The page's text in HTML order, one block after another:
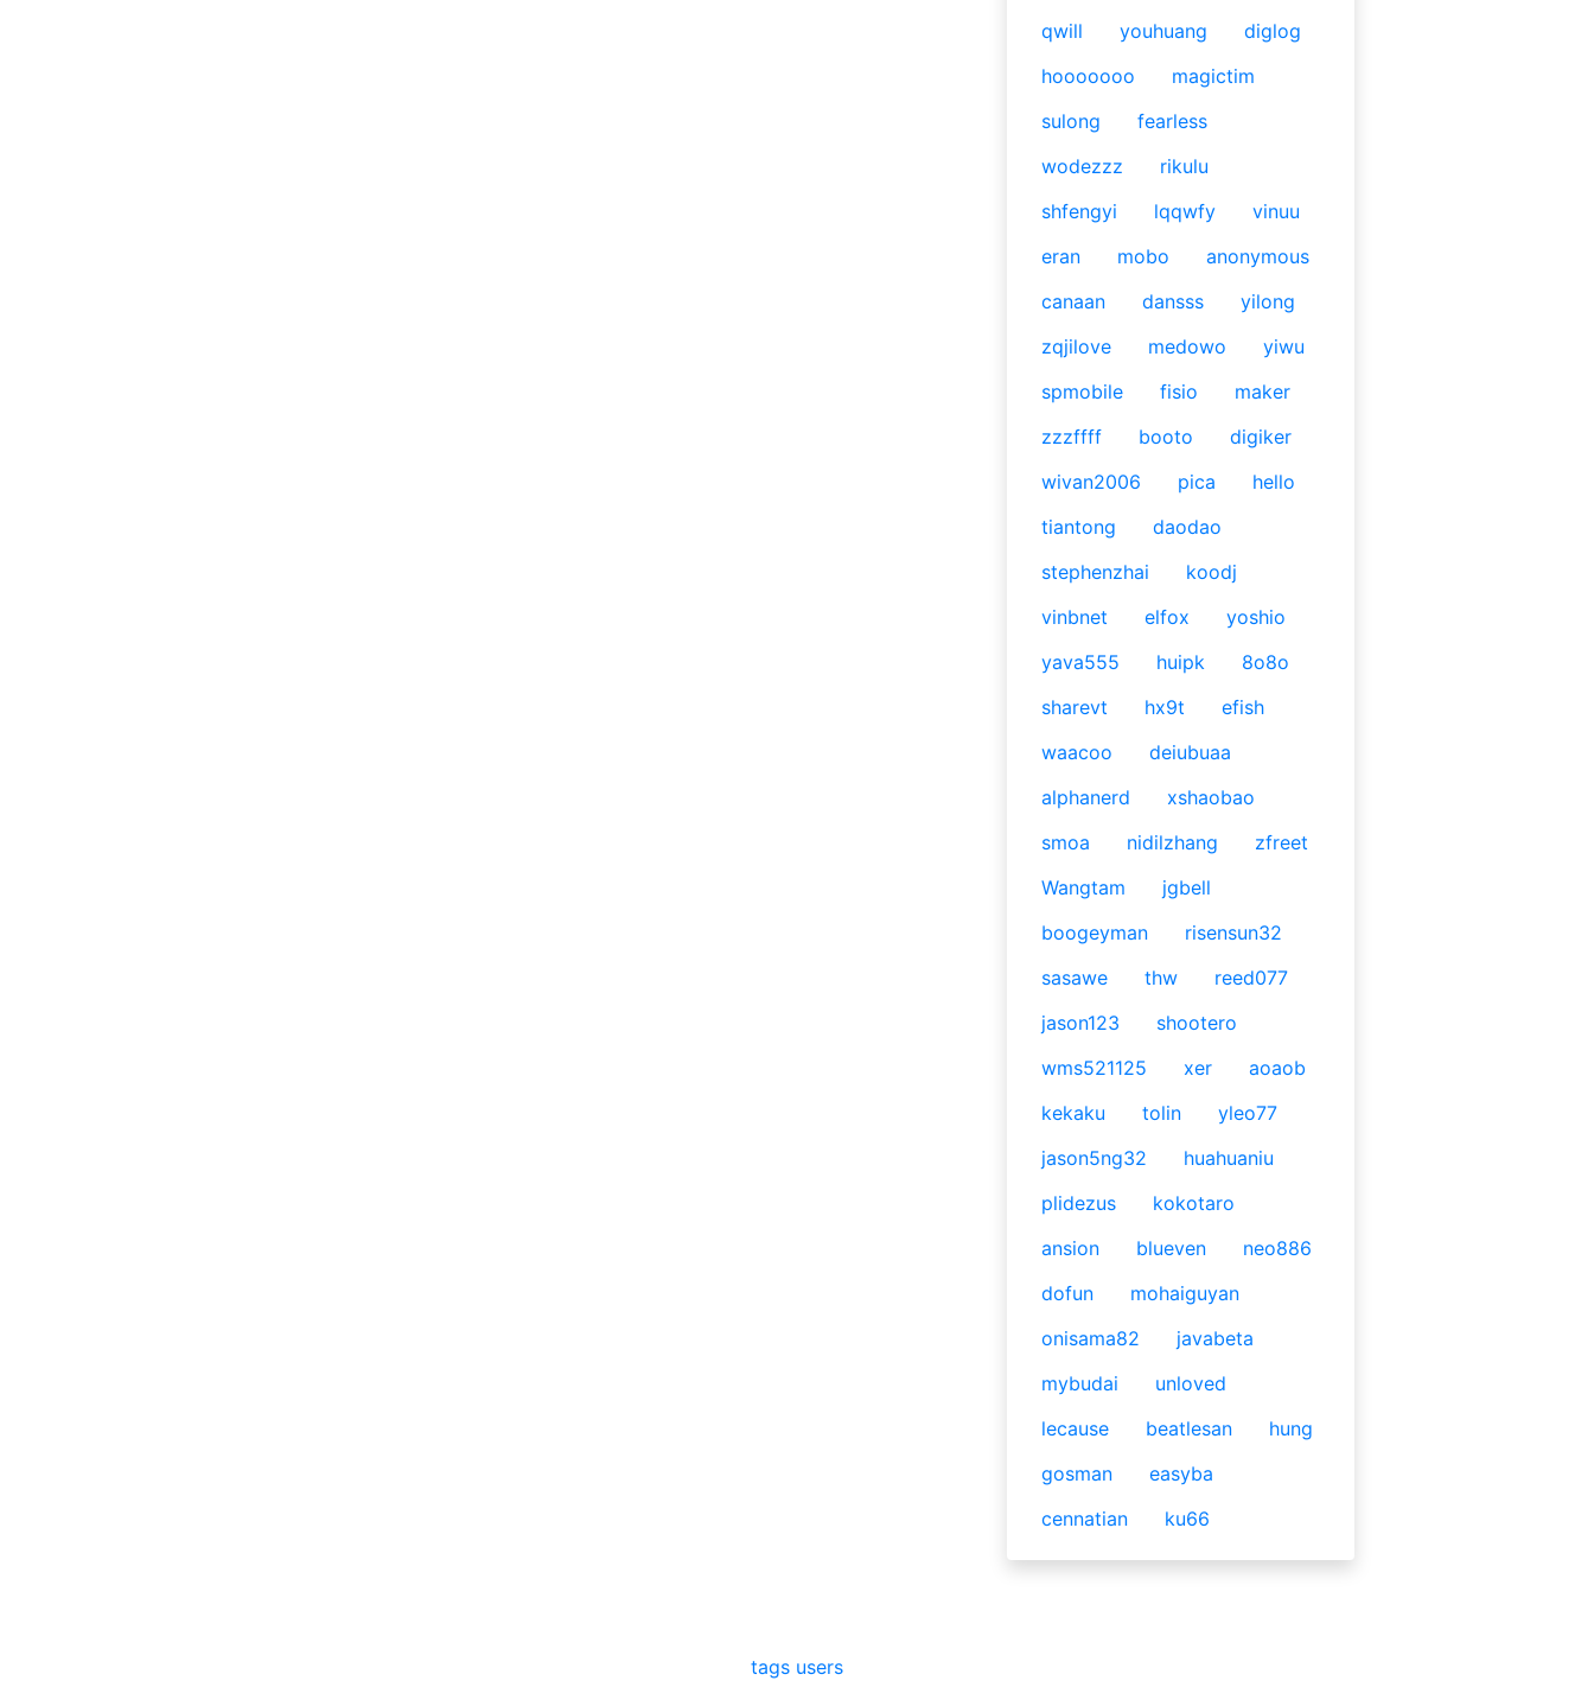
qwill
youhuang
diglog
hooooooo
magictim
sulong
fearless
wodezzz
rikulu
shfengyi
lqqwfy
vinuu
eran
mobo
anonymous
canaan
dansss
yilong
zqjilove
medowo
yiwu
spmobile
fisio
maker
zzzffff
booto
digiker
wivan2006
pica
hello
tiantong
daodao
stephenzhai
koodj
vinbnet
elfox
yoshio
yava555
huipk
8o8o
sharevt
hx9t
efish
waacoo
deiubuaa
alphanerd
xshaobao
smoa
nidilzhang
zfreet
Wangtam
jgbell
boogeyman
risensun32
sasawe
thw
reed077
jason123
shootero
wms521125
xer
aoaob
kekaku
tolin
yleo77
jason5ng32
huahuaniu
plidezus
kokotaro
ansion
blueven
neo886
dofun
mohaiguyan
onisama82
javabeta
mybudai
unloved
lecause
beatlesan
hung
gosman
easyba
cennatian
ku66
tags users